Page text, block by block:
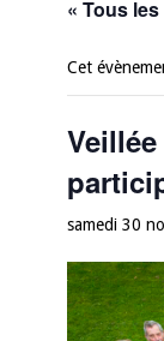
« Tous
Cet
samedi 30